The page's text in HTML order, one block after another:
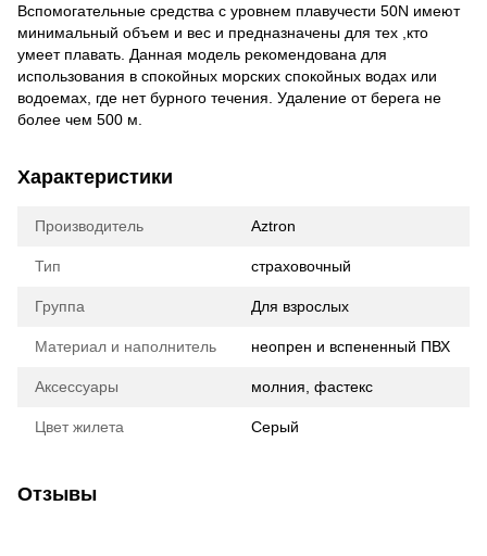
Вспомогательные средства с уровнем плавучести 50N имеют
минимальный объем и вес и предназначены для тех ,кто
умеет плавать. Данная модель рекомендована для
использования в спокойных морских спокойных водах или
водоемах, где нет бурного течения. Удаление от берега не
более чем 500 м.
Характеристики
Производитель Aztron
Тип страховочный
Группа Для взрослых
Материал и наполнитель неопрен и вспененный ПВХ
Аксессуары молния, фастекс
Цвет жилета Серый
Отзывы